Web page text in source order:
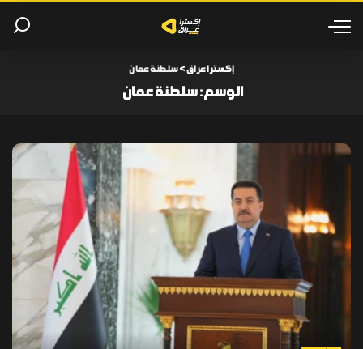
إكسترا عراق>سلطنة عمان
الوسم:سلطنة عمان